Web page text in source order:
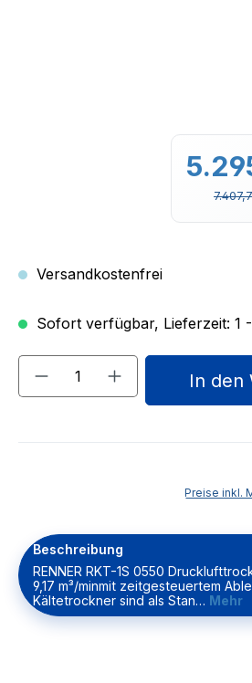
Versandkostenfrei
Sofort verfügbar, Lieferzeit: 1
Produkt Anzahl: Gib
In den
Preise inkl.
Beschreibung
RENNER RKT-1S 0550
9,17 m³/minmit zeitgesteuertem
Kältetrockner sind als Stan… Mehr